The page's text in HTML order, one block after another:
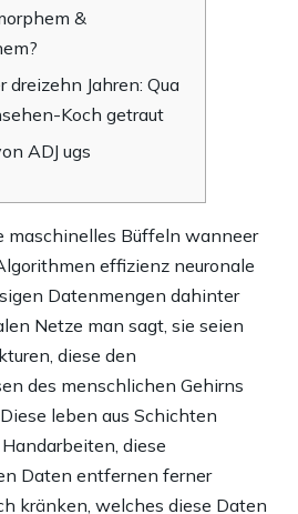
&
dreizehn Jahren: Qua
Koch getraut
ADJ ugs
maschinelles Büffeln wanneer
effizienz neuronale
Datenmengen dahinter
Netze man sagt, sie seien
diese den
des menschlichen Gehirns
leben aus Schichten
diese
Daten entfernen ferner
kränken, welches diese Daten